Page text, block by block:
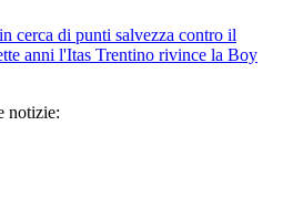
cerca di punti salvezza contro il
anni l'Itas Trentino rivince la Boy
notizie: